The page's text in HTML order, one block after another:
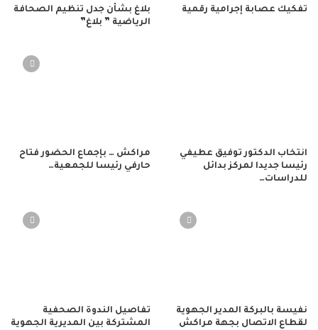
تفكيك عصابة إجرامية رقمية
بلاغ بشأن جدل تنظيم الصحافة
الرياضية ” بلاغ”
انتخاب الدكتور توفيق عطيفي
رئيسا جديدا لمركز بدائل
للدراسات…
مراكش … بإجماع الحضور فتاح
حارفي رئيسا للجمعية…
نفيسة بالبركة المدير الجهوية
لقطاع الاتصال بجهة مراكش
تفاصيل الندوة الصحفية
المشتركة بين المديرية الجهوية